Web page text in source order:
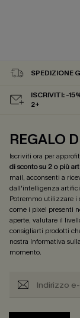
SPEDIZIONE
ISCRIVITI: -
2+
REGALO
Iscriviti ora per
di sconto su 2 o più
mail, acconsenti a
dall'intelligenza
Potremmo utilizzare i
come i pixel presenti
aperte, valutare il
consigliarti prodotti
nostra Informativa
momento.